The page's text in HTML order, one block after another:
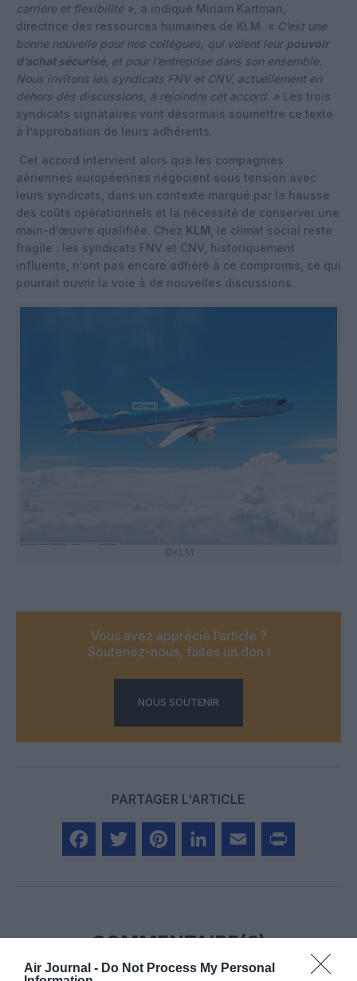
Air Journal - Do Not Process My Personal
carrière et flexibilité », a indiqué Miriam Kartman,
directrice des ressources humaines de KLM. « C’est une
bonne nouvelle pour nos collègues, qui voient leur pouvoir
d’achat sécurisé, et pour l’entreprise dans son ensemble.
Nous invitons les syndicats FNV et CNV, actuellement en
dehors des discussions, à rejoindre cet accord. » Les trois
syndicats signataires vont désormais soumettre ce texte
à l’approbation de leurs adhérents.
Cet accord intervient alors que les compagnies
aériennes européennes négocient sous tension avec
leurs syndicats, dans un contexte marqué par la hausse
des coûts opérationnels et la nécessité de conserver une
main-d’œuvre qualifiée. Chez KLM , le climat social reste
fragile : les syndicats FNV et CNV, historiquement
influents, n’ont pas encore adhéré à ce compromis, ce qui
pourrait ouvrir la voie à de nouvelles discussions.
©KLM
Vous avez apprécié l’article ?
Soutenez-nous, faites un don !
NOUS SOUTENIR
PARTAGER L'ARTICLE
COMMENTAIRE(S)